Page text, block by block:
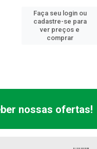
Faça seu login ou
cadastre-se para
ver preços e
comprar
nossas ofertas!